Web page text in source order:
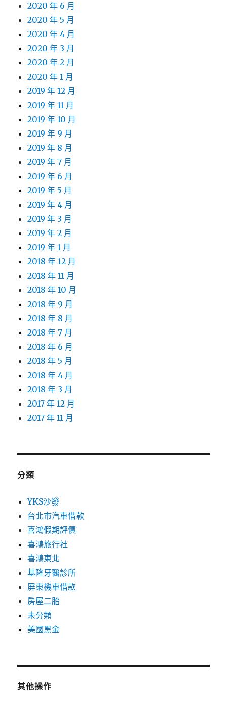
2020 年 6 月
2020 年 5 月
2020 年 4 月
2020 年 3 月
2020 年 2 月
2020 年 1 月
2019 年 12 月
2019 年 11 月
2019 年 10 月
2019 年 9 月
2019 年 8 月
2019 年 7 月
2019 年 6 月
2019 年 5 月
2019 年 4 月
2019 年 3 月
2019 年 2 月
2019 年 1 月
2018 年 12 月
2018 年 11 月
2018 年 10 月
2018 年 9 月
2018 年 8 月
2018 年 7 月
2018 年 6 月
2018 年 5 月
2018 年 4 月
2018 年 3 月
2017 年 12 月
2017 年 11 月
分類
YKS沙發
台北市汽車借款
喜鴻假期評價
喜鴻旅行社
喜鴻東北
基隆牙醫診所
屏東機車借款
房屋二胎
未分類
美國黑金
其他操作